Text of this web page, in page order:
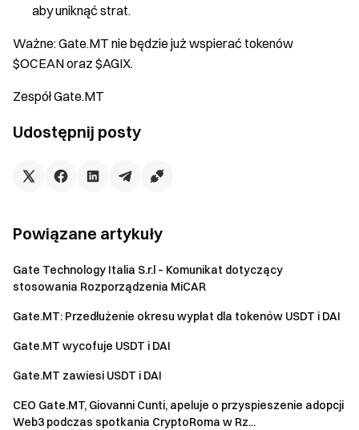
aby uniknąć strat.
Ważne: Gate.MT nie będzie już wspierać tokenów
$OCEAN oraz $AGIX.
Zespół Gate.MT
Udostępnij posty
Powiązane artykuły
Gate Technology Italia S.r.l – Komunikat dotyczący
stosowania Rozporządzenia MiCAR
Gate.MT: Przedłużenie okresu wypłat dla tokenów USDT i DAI
Gate.MT wycofuje USDT i DAI
Gate.MT zawiesi USDT i DAI
CEO Gate.MT, Giovanni Cunti, apeluje o przyspieszenie adopcji
Web3 podczas spotkania CryptoRoma w Rz...